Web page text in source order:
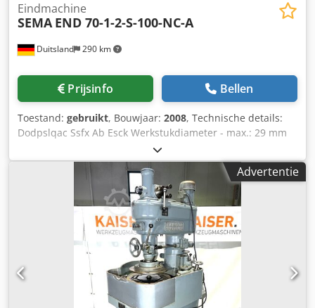
Duitsland 290 km
Eindmachine
SEMA END 70-1-2-S-100-NC-A
Prijsinfo Bellen
Toestand: gebruikt, Bouwjaar: 2008, Technische details:
Dodpslqac Ssfx Ab Esck Werkstukdiameter - max.: 29 mm
Diameter werkstuk - min.: 26 mm Lengte werkstuk: 66 mm
Het systeem werd oorspronkelijk geleverd voor de
volgende werkstukafmetingen: Diameter 26mm - 29mm
Lengte 65mm - 66mm Door het vervangen van onderdelen
in de kleminrichting, handling etc., kunnen diameters tot
ca. Ø50mm worden ingesteld. De totale lengte zal
waarschijnlijk iets minder dan 400 mm zijn met een paar
aanpassingen. Opnieuw afhankelijk van
gereedschapslengtes, bewerkingslengtes op het
onderdeel, enz. *
Advertentie